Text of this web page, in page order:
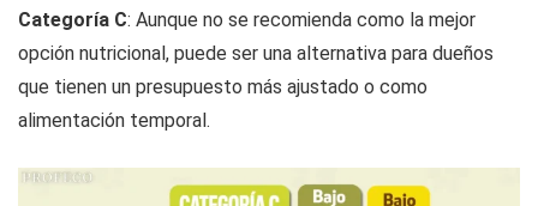
Categoría C: Aunque no se recomienda como la mejor
opción nutricional, puede ser una alternativa para dueños
que tienen un presupuesto más ajustado o como
alimentación temporal.